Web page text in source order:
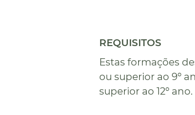
REQUISITOS
Estas formações
ou superior ao 9º
superior ao 12º ano.